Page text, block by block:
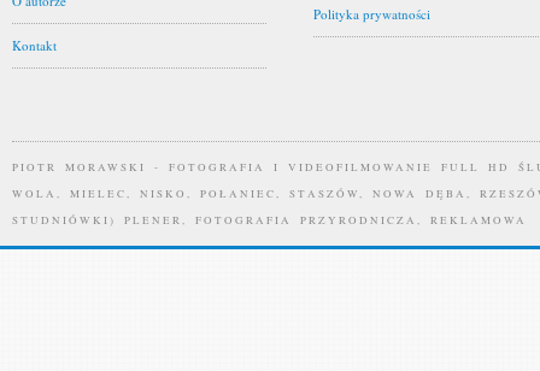
Kontakt
Polityka prywatności
PIOTR MORAWSKI - FOTOGRAFIA I VIDEOFILMOWANIE FULL HD
WOLA, MIELEC, NISKO, POŁANIEC, STASZÓW, NOWA DĘBA,
STUDNIÓWKI) PLENER, FOTOGRAFIA PRZYRODNICZA, REKLAMOWA